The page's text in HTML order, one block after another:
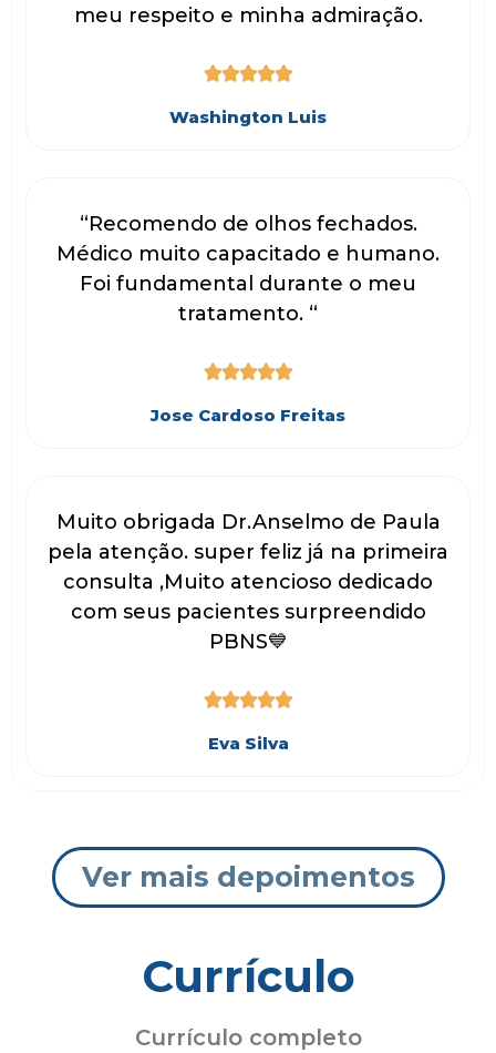
meu respeito e minha admiração.

Washington Luis
“Recomendo de olhos fechados.
Médico muito capacitado e humano.
Foi fundamental durante o meu
tratamento. “

Jose Cardoso Freitas
Muito obrigada Dr.Anselmo de Paula
pela atenção. super feliz já na primeira
consulta ,Muito atencioso dedicado
com seus pacientes surpreendido
PBNS💙

Eva Silva
Ver mais depoimentos
Currículo
Currículo completo